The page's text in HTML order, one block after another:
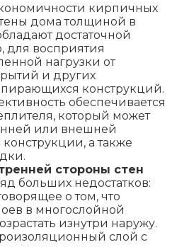
кирпичных
дома толщиной в
достаточной
для восприятия
нагрузки от
и других
конструкций.
обеспечивается
который может
или внешней
а также
стороны стен
больших недостатков:
о том, что
в многослойной
изнутри наружу.
слой с